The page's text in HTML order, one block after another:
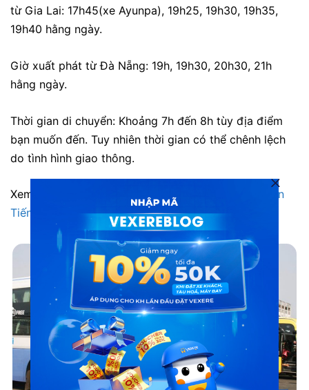
từ Gia Lai: 17h45(xe Ayunpa), 19h25, 19h30, 19h35,
19h40 hằng ngày.
Giờ xuất phát từ Đà Nẵng: 19h, 19h30, 20h30, 21h
hằng ngày.
Thời gian di chuyển: Khoảng 7h đến 8h tùy địa điểm
bạn muốn đến. Tuy nhiên thời gian có thể chênh lệch
do tình hình giao thông.
Xem thông tin
địa chỉ, số điện thoại đặt vé xe Thuận
Tiến
dễ dàng trên VeXeRe.com